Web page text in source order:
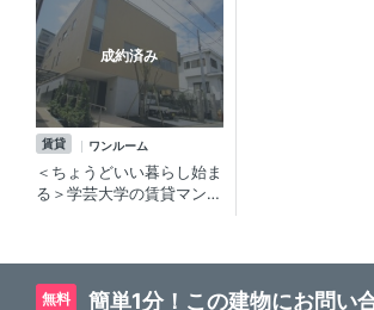
成約済み
賃貸 ワンルーム
＜ちょうどいい暮らし始ま
る＞学芸大学の賃貸マンシ
無料 簡単1分！この建物にお問い